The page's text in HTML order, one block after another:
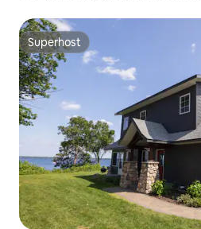
Superhost
Superhost